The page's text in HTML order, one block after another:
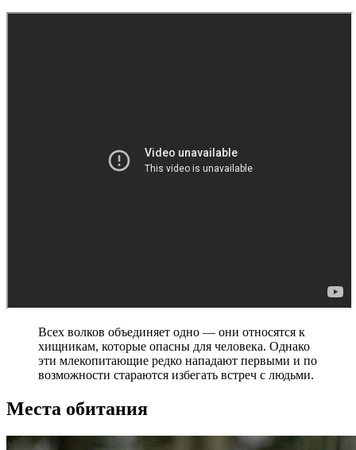
Всех волков объединяет одно — они относятся к
хищникам, которые опасны для человека. Однако
эти млекопитающие редко нападают первыми и по
возможности стараются избегать встреч с людьми.
Места обитания